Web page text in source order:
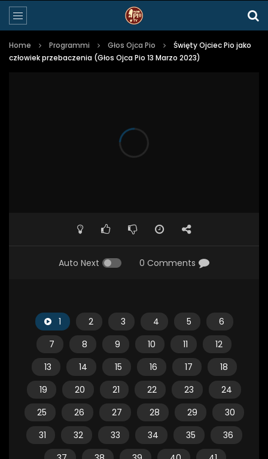
Home Programmi Głos Ojca Pio
Święty Ojciec Pio jako
człowiek przebaczenia (Głos Ojca Pio 13 Marzo 2023)
Auto Next 0 Comments
1 2 3 4 5
6
7
8 9 10 11
12
13
14 15 16 17
18
19
20 21 22 23
24
25
26 27 28 29
30
31
32 33 34 35
36